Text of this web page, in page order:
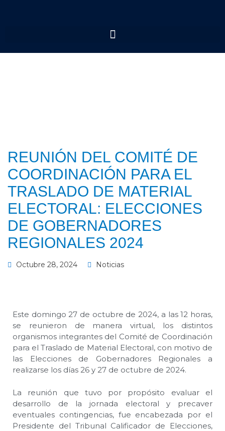
REUNIÓN DEL COMITÉ DE
COORDINACIÓN PARA EL
TRASLADO DE MATERIAL
ELECTORAL: ELECCIONES
DE GOBERNADORES
REGIONALES 2024
Octubre 28, 2024 Noticias
Este domingo 27 de octubre de 2024, a las 12 horas,
se reunieron de manera virtual, los distintos
organismos integrantes del Comité de Coordinación
para el Traslado de Material Electoral, con motivo de
las Elecciones de Gobernadores Regionales a
realizarse los días 26 y 27 de octubre de 2024.
La reunión que tuvo por propósito evaluar el
desarrollo de la jornada electoral y precaver
eventuales contingencias, fue encabezada por el
Presidente del Tribunal Calificador de Elecciones,